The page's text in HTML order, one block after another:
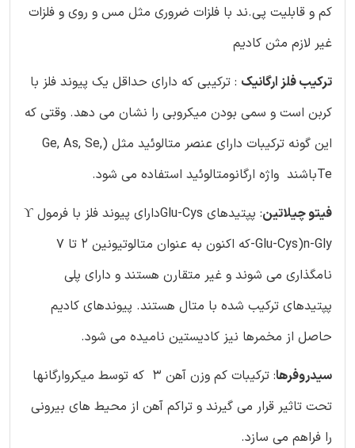
کم و قابلیت پی.ند با فلزات ضروری مثل مس و روی و فلزات
غیر لازم مثن کادیم
ترکیب فلز ارگانیک : ترکیبی که دارای حداقل یک پیوند فلز با
کربن است و سمی بودن میکروبی را نشان می دهد. وقتی که
این گونه ترکیبات دارای عنصر متالوئید مثل (Ge, As, Se,
Teباشند واژه ارگانومتالوئید استفاده می شود.
فیتو چیلاتین
: پپتیدهای Glu-Cysدارای پیوند فلز با فرمول ϒ
-Glu-Cys)n-Glyکه اکنون به عنوان متالوتیونین 2 تا 7
نامگذاری می شوند و غیر متقارن هستند و دارای پلی
پپتیدهای ترکیب شده با متال هستند. پیوندهای کادیم
حاصل از مخمرها نیز کادیستین نامیده می شود.
سیدروفرها
: ترکیبات کم وزن آهن 3 که توسط میکروارگانها
تحت تاثیر قرار می گیرند و تراکم آهن از محیط های بیرونی
را فراهم می سازد.